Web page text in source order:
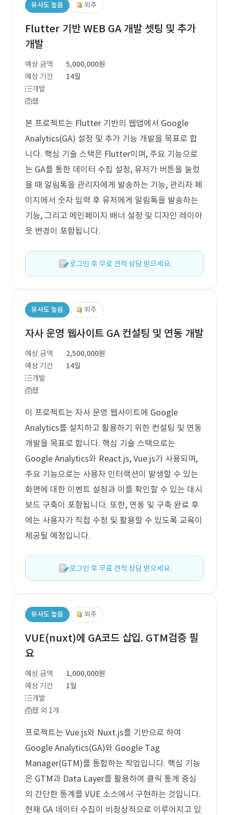
유사도 높음 외주
Flutter 기반 WEB GA 개발 셋팅 및 추가
개발
예상 금액
5,000,000원
예상 기간
14일
개발
웹
본 프로젝트는 Flutter 기반의 웹앱에서 Google
Analytics(GA) 설정 및 추가 기능 개발을 목표로 합
니다. 핵심 기술 스택은 Flutter이며, 주요 기능으로
는 GA를 통한 데이터 수집 설정, 유저가 버튼을 눌렀
을 때 알림톡을 관리자에게 발송하는 기능, 관리자 페
이지에서 숫자 입력 후 유저에게 알림톡을 발송하는
기능, 그리고 메인페이지 배너 설정 및 디자인 레이아
웃 변경이 포함됩니다.
로그인 후 무료 견적 상담 받으세요.
유사도 높음 외주
자사 운영 웹사이트 GA 컨설팅 및 연동 개발
예상 금액
2,500,000원
예상 기간
14일
개발
웹
이 프로젝트는 자사 운영 웹사이트에 Google
Analytics를 설치하고 활용하기 위한 컨설팅 및 연동
개발을 목표로 합니다. 핵심 기술 스택으로는
Google Analytics와 React.js, Vue.js가 사용되며,
주요 기능으로는 사용자 인터랙션이 발생할 수 있는
화면에 대한 이벤트 설정과 이를 확인할 수 있는 대시
보드 구축이 포함됩니다. 또한, 연동 및 구축 완료 후
에는 사용자가 직접 수정 및 활용할 수 있도록 교육이
제공될 예정입니다.
로그인 후 무료 견적 상담 받으세요.
유사도 높음 외주
VUE(nuxt)에 GA코드 삽입. GTM검증 필
요
예상 금액
1,000,000원
예상 기간
1일
개발
웹 외 1개
프로젝트는 Vue.js와 Nuxt.js를 기반으로 하여
Google Analytics(GA)와 Google Tag
Manager(GTM)를 통합하는 작업입니다. 핵심 기능
은 GTM과 Data Layer를 활용하여 클릭 통계 중심
의 간단한 통계를 VUE 소스에서 구현하는 것입니다.
현재 GA 데이터 수집이 비정상적으로 이루어지고 있